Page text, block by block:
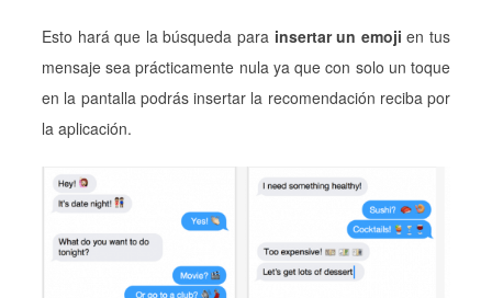
Esto hará que la búsqueda para insertar un emoji en tus
mensaje sea prácticamente nula ya que con solo un toque
en la pantalla podrás insertar la recomendación reciba por
la aplicación.